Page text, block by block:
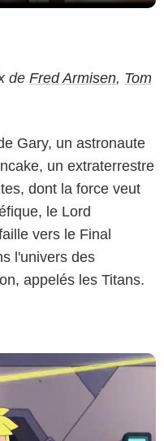
de Fred Armisen, Tom
Gary, un astronaute
un extraterrestre
dont la force veut
le Lord
vers le Final
l'univers des
appelés les Titans.